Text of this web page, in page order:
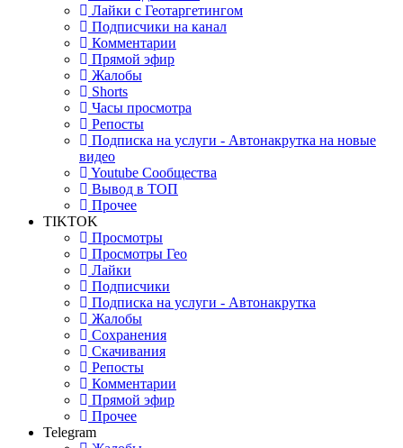
Лайки с Геотаргетингом
Подписчики на канал
Комментарии
Прямой эфир
Жалобы
Shorts
Часы просмотра
Репосты
Подписка на услуги - Автонакрутка на новые
видео
Youtube Сообщества
Вывод в ТОП
Прочее
TIKTOK
Просмотры
Просмотры Гео
Лайки
Подписчики
Подписка на услуги - Автонакрутка
Жалобы
Сохранения
Скачивания
Репосты
Комментарии
Прямой эфир
Прочее
Telegram